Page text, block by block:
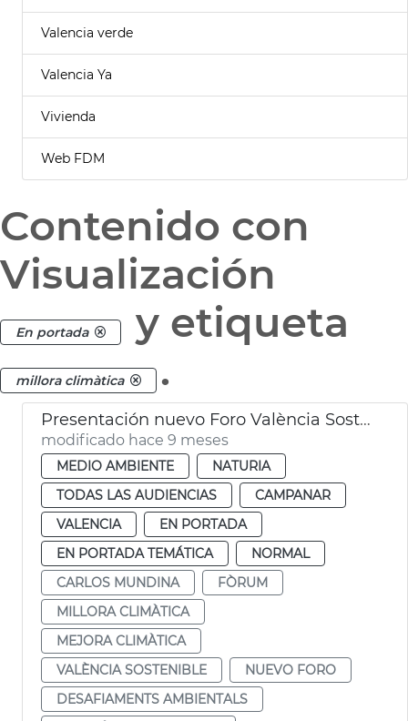
Valencia verde
Valencia Ya
Vivienda
Web FDM
Contenido con
Visualización
En portada y etiqueta
millora climàtica .
Presentación nuevo Foro València Sostenible
modificado hace 9 meses
MEDIO AMBIENTE
NATURIA
TODAS LAS AUDIENCIAS
CAMPANAR
VALENCIA
EN PORTADA
EN PORTADA TEMÁTICA
NORMAL
CARLOS MUNDINA
FÒRUM
MILLORA CLIMÀTICA
MEJORA CLIMÀTICA
VALÈNCIA SOSTENIBLE
NUEVO FORO
DESAFIAMENTS AMBIENTALS